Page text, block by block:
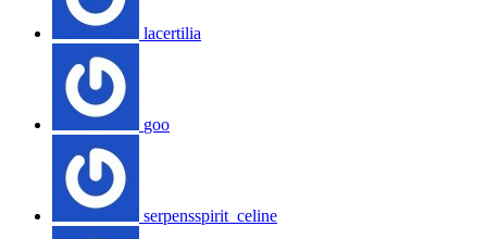
lacertilia
goo
serpensspirit_celine